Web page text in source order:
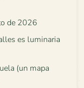
de 2026
es luminaria
(un mapa